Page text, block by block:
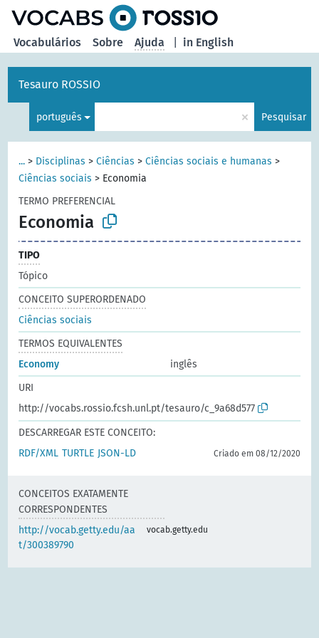
in English
Vocabulários Sobre Ajuda
Tesauro ROSSIO
português × Pesquisar
... > Disciplinas >Ciências >Ciências sociais e humanas >
Ciências sociais > Economia
TERMO PREFERENCIAL
Economia
TIPO
Tópico
CONCEITO SUPERORDENADO
Ciências sociais
TERMOS EQUIVALENTES
Economy
inglês
URI
http://vocabs.rossio.fcsh.unl.pt/tesauro/c_9a68d577
DESCARREGAR ESTE CONCEITO:
RDF/XML TURTLE JSON-LD Criado em 08/12/2020
CONCEITOS EXATAMENTE
CORRESPONDENTES
http://vocab.getty.edu/aa
t/300389790
vocab.getty.edu